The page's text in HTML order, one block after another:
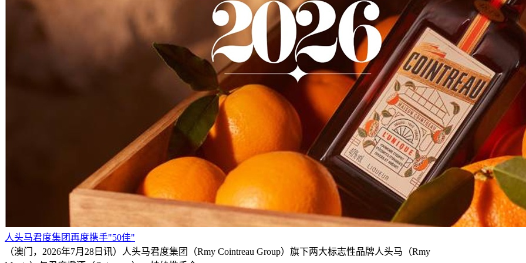
人头马君度集团再度携手"50佳"
（澳门，2026年7月28日讯）人头马君度集团（Rmy Cointreau Group）旗下两大标志性品牌人头马（Rmy